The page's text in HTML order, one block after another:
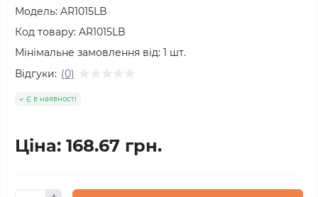
Модель: AR1015LB
Код товару: AR1015LB
Мінімальне замовлення від: 1 шт.
Відгуки: (0)
Є в наявності
Ціна: 168.67 грн.